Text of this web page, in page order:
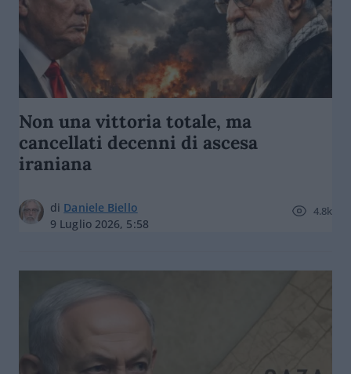
Non una vittoria totale, ma
cancellati decenni di ascesa
iraniana
di Daniele Biello
9 Luglio 2026, 5:58
4.8k